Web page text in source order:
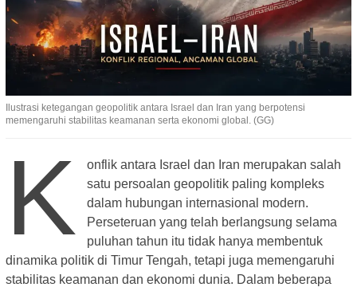
Ilustrasi ketegangan geopolitik antara Israel dan Iran yang berpotensi
memengaruhi stabilitas keamanan serta ekonomi global. (GG)
K
onflik antara Israel dan Iran merupakan salah
satu persoalan geopolitik paling kompleks
dalam hubungan internasional modern.
Perseteruan yang telah berlangsung selama
puluhan tahun itu tidak hanya membentuk
dinamika politik di Timur Tengah, tetapi juga memengaruhi
stabilitas keamanan dan ekonomi dunia. Dalam beberapa